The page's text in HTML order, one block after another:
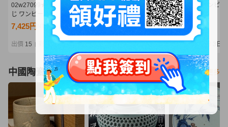
02w27099★1円~ 一番く
じ ワンピース -エルバフ
編- GIANT BASH!! Vol.1
ラストワン賞 ロキ ※未開
封 フィギュア 中古品【牛
7,425円 NT1,606
出價 15 2日
09/A370★ワンピース
Grandista -
MONKEY.D.LUFFY
GEAR5-Ⅲ モンキー・
D・ルフィ ギア5★フィ
ギュア★ニカ★バンダイ
★プライズ★未開封品
960円NT207
09/A368★ワンピー
Grandista -
マーシャル・D・テ
チ★黒ひげ★フィギ
ズ★未開封品
991円 NT214
3日
中國陶瓷器 看更多